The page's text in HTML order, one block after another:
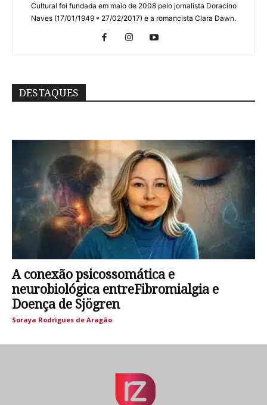
Cultural foi fundada em maio de 2008 pelo jornalista Doracino
Naves (17/01/1949 * 27/02/2017) e a romancista Clara Dawn.
DESTAQUES
A conexão psicossomática e
neurobiológica entreFibromialgia e
Doença de Sjögren
Soraya Rodrigues de Aragão